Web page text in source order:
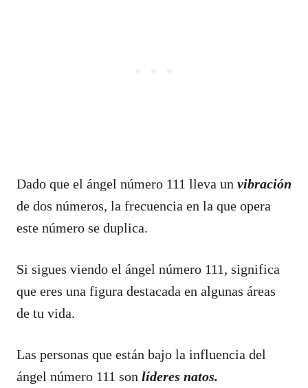
Dado que el ángel número 111 lleva un vibración
de dos números, la frecuencia en la que opera
este número se duplica.
Si sigues viendo el ángel número 111, significa
que eres una figura destacada en algunas áreas
de tu vida.
Las personas que están bajo la influencia del
ángel número 111 son líderes natos.